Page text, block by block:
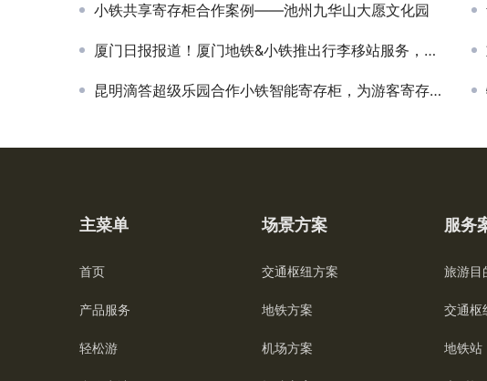
小铁共享寄存柜合作案例——池州九华山大愿文化园
厦门日报报道！厦门地铁&小铁推出行李移站服务，让你无忧出行轻松游玩！
昆明滴答超级乐园合作小铁智能寄存柜，为游客寄存带来便利
主菜单
首页
产品服务
轻松游
场景方案
交通枢纽方案
地铁方案
机场方案
服务
旅游目
交通枢
地铁站